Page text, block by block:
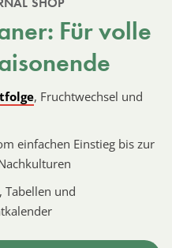
Für volle
, Fruchtwechsel und
einfachen Einstieg bis zur
Tabellen und